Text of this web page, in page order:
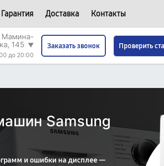
Гарантия Доставка Контакты
Мамина-
145 ▼
до 20:00
Заказать звонок Проверить
Samsung
и ошибки на дисплее —